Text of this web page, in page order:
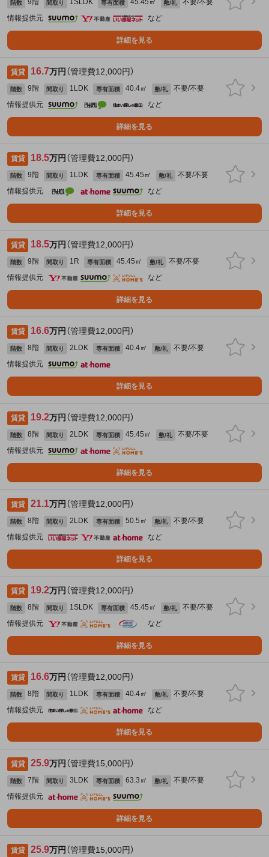
階数 9階 間取り 1SLDK 専有面積 45.45㎡ 敷/礼
不要/不要
情報提供元
など
詳細を見る
賃貸 16.7万円 （管理費12,000円）
階数 9階 間取り 1LDK 専有面積 40.4㎡ 敷/礼
不要/不要
情報提供元
など
詳細を見る
賃貸 18.5万円 （管理費12,000円）
階数 9階 間取り 1LDK 専有面積 45.45㎡ 敷/礼
不要/不要
情報提供元
など
詳細を見る
賃貸 18.5万円 （管理費12,000円）
階数 9階 間取り 1R 専有面積 45.45㎡ 敷/礼
不要/不要
情報提供元
など
詳細を見る
賃貸 16.6万円 （管理費12,000円）
階数 8階 間取り 2LDK 専有面積 40.4㎡ 敷/礼
不要/不要
情報提供元
詳細を見る
賃貸 19.2万円 （管理費12,000円）
階数 8階 間取り 2LDK 専有面積 45.45㎡ 敷/礼
不要/不要
情報提供元
詳細を見る
賃貸 21.1万円 （管理費12,000円）
階数 8階 間取り 2LDK 専有面積 50.5㎡ 敷/礼
不要/不要
情報提供元
など
詳細を見る
賃貸 19.2万円 （管理費12,000円）
階数 8階 間取り 1SLDK 専有面積 45.45㎡ 敷/礼
不要/不要
情報提供元
など
詳細を見る
賃貸 16.6万円 （管理費12,000円）
階数 8階 間取り 1LDK 専有面積 40.4㎡ 敷/礼
不要/不要
情報提供元
など
詳細を見る
賃貸 25.9万円 （管理費15,000円）
階数 7階 間取り 3LDK 専有面積 63.3㎡ 敷/礼
不要/不要
情報提供元
詳細を見る
賃貸 25.9万円 （管理費15,000円）